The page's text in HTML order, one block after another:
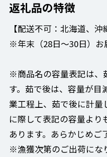
返礼品の特徴
【配送不可：北海道、沖
※年末（28日～30日）お
※商品名の容量表記は、
す。茹で後は、容量が目
業工程上、茹で後に計量
に際して表記の容量よ
あります。あらかじめご
※漁獲次第のご出荷にな